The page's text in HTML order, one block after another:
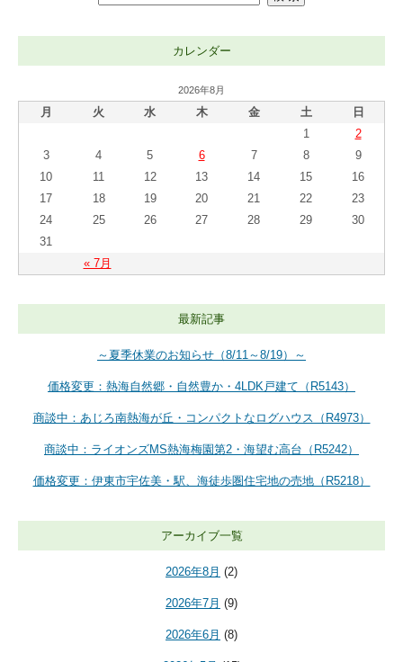
カレンダー
2026年8月
月 火 水 木 金 土 日
« 7月
1
2
3
4 5 6 7 8
9
10
11 12 13 14 15
16
17
18 19 20 21 22
23
24
25 26 27 28 29
30
31
最新記事
～夏季休業のお知らせ（8/11～8/19）～
価格変更：熱海自然郷・自然豊か・4LDK戸建て（R5143）
商談中：あじろ南熱海が丘・コンパクトなログハウス（R4973）
商談中：ライオンズMS熱海梅園第2・海望む高台（R5242）
価格変更：伊東市宇佐美・駅、海徒歩圏住宅地の売地（R5218）
アーカイブ一覧
2026年8月 (2)
2026年7月 (9)
2026年6月 (8)